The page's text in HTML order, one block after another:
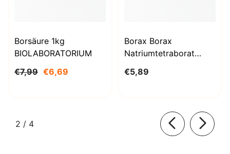
Borsäure 1kg
BIOLABORATORIUM
€7,99 €6,69
Borax Borax
Natriumtetraborat
BioLaboratorium
€5,89
2 / von
4